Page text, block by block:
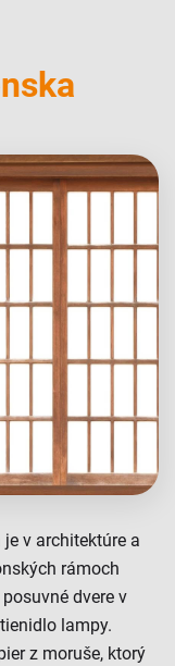
v architektúre a
rámoch
dvere v
lampy.
z moruše, ktorý